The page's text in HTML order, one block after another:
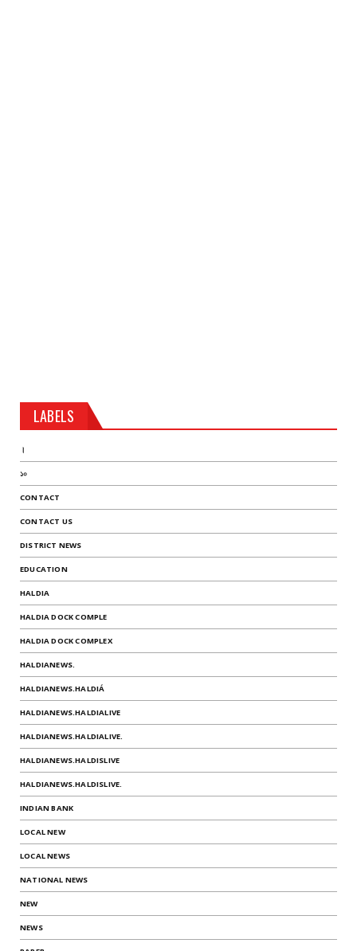
LABELS
।
১০
CONTACT
CONTACT US
DISTRICT NEWS
EDUCATION
HALDIA
HALDIA DOCK COMPLE
HALDIA DOCK COMPLEX
HALDIANEWS.
HALDIANEWS.HALDIÁ
HALDIANEWS.HALDIALIVE
HALDIANEWS.HALDIALIVE.
HALDIANEWS.HALDISLIVE
HALDIANEWS.HALDISLIVE.
INDIAN BANK
LOCAL NEW
LOCAL NEWS
NATIONAL NEWS
NEW
NEWS